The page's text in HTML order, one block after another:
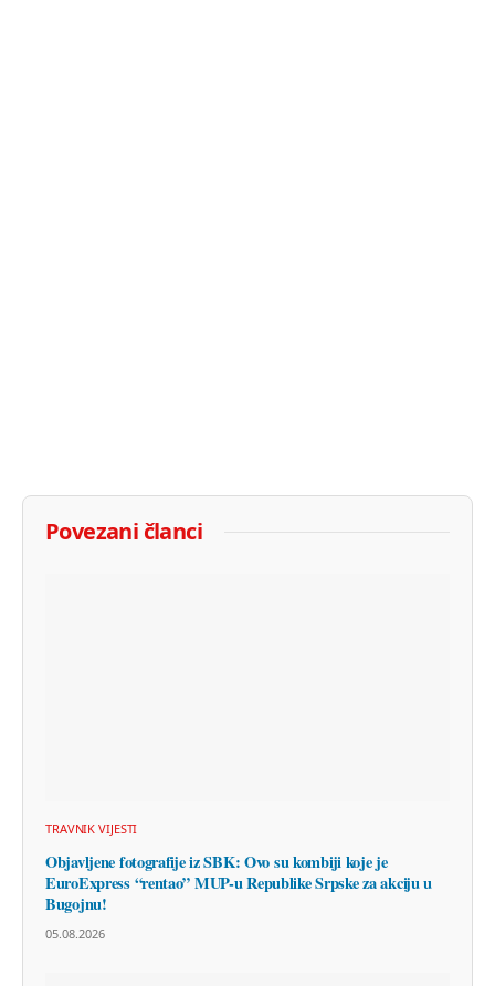
Povezani članci
TRAVNIK VIJESTI
Objavljene fotografije iz SBK: Ovo su kombiji koje je
EuroExpress “rentao” MUP-u Republike Srpske za akciju u
Bugojnu!
05.08.2026